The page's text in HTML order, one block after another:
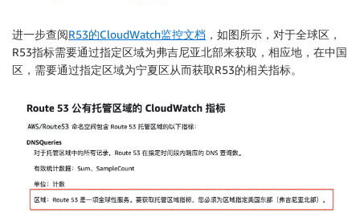
进一步查阅R53的CloudWatch监控文档 ，如图所示，对于全球区，
R53指标需要通过指定区域为弗吉尼亚北部来获取，相应地，在中国
区，需要通过指定区域为宁夏区从而获取R53的相关指标。